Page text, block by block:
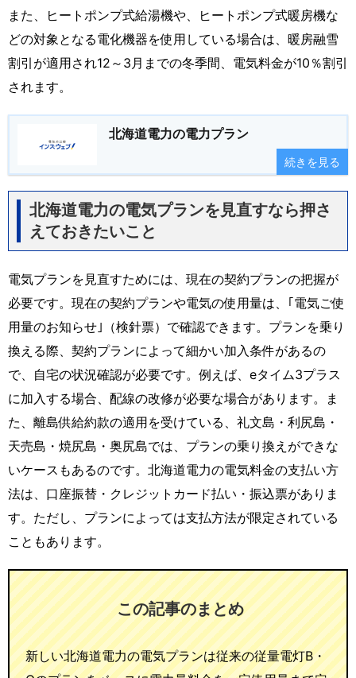
また、ヒートポンプ式給湯機や、ヒートポンプ式暖房機な
どの対象となる電化機器を使用している場合は、暖房融雪
割引が適用され12～3月までの冬季間、電気料金が10％割引
されます。
北海道電力の電力プラン
続きを見る
北海道電力の電気プランを見直すなら押さ
えておきたいこと
電気プランを見直すためには、現在の契約プランの把握が
必要です。現在の契約プランや電気の使用量は、｢電気ご使
用量のお知らせ｣（検針票）で確認できます。プランを乗り
換える際、契約プランによって細かい加入条件があるの
で、自宅の状況確認が必要です。例えば、eタイム3プラス
に加入する場合、配線の改修が必要な場合があります。ま
た、離島供給約款の適用を受けている、礼文島・利尻島・
天売島・焼尻島・奥尻島では、プランの乗り換えができな
いケースもあるのです。北海道電力の電気料金の支払い方
法は、口座振替・クレジットカード払い・振込票がありま
す。ただし、プランによっては支払方法が限定されている
こともあります。
この記事のまとめ
新しい北海道電力の電気プランは従来の従量電灯B・